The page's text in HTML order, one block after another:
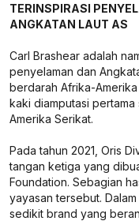
TERINSPIRASI
ANGKATAN LAUT AS
Carl Brashear adalah
penyelaman dan
berdarah Afrika-
kaki diamputasi
Amerika Serikat.
Pada tahun 2021, Oris
tangan ketiga yang
Foundation. Sebagian
yayasan tersebut.
sedikit brand yang